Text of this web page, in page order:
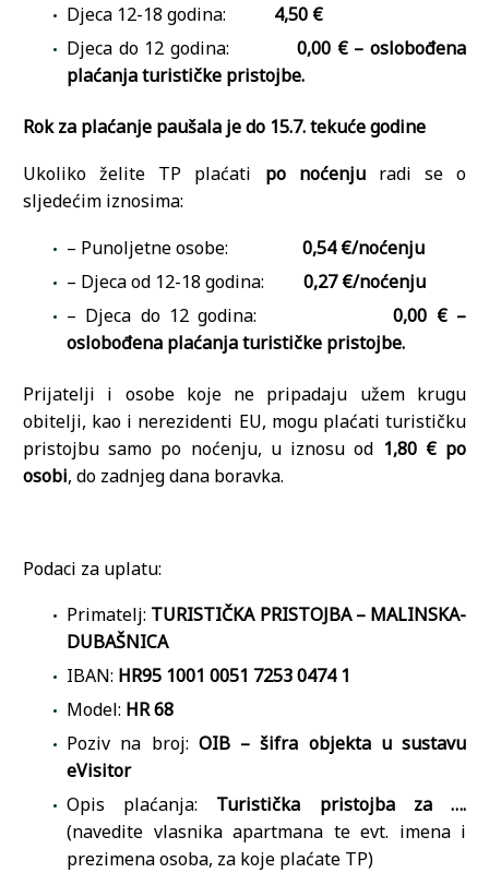
Djeca 12-18 godina: 4,50 €
Djeca do 12 godina:0,00 € – oslobođena
plaćanja turističke pristojbe.
Rok za plaćanje paušala je do 15.7. tekuće godine
Ukoliko želite TP plaćati po noćenjuradi se o
sljedećim iznosima:
– Punoljetne osobe: 0,54 €/noćenju
– Djeca od 12-18 godina:
0,27 €/noćenju
– Djeca do 12 godina:0,00 € –
oslobođena plaćanja turističke pristojbe.
Prijatelji i osobe koje ne pripadaju užem krugu
obitelji, kao i nerezidenti EU, mogu plaćati turističku
pristojbu samo po noćenju, u iznosu od 1,80 € po
osobi, do zadnjeg dana boravka.
Podaci za uplatu:
Primatelj: TURISTIČKA PRISTOJBA – MALINSKA-
DUBAŠNICA
IBAN: HR95 1001 0051 7253 0474 1
Model: HR 68
Poziv na broj: OIB – šifra objekta u sustavu
eVisitor
Opis plaćanja: Turistička pristojba za ….
(navedite vlasnika apartmana te evt. imena i
prezimena osoba, za koje plaćate TP)